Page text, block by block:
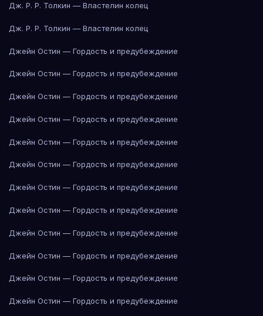
Дж. Р. Р. Толкин — Властелин колец
Дж. Р. Р. Толкин — Властелин колец
Джейн Остин — Гордость и предубеждение
Джейн Остин — Гордость и предубеждение
Джейн Остин — Гордость и предубеждение
Джейн Остин — Гордость и предубеждение
Джейн Остин — Гордость и предубеждение
Джейн Остин — Гордость и предубеждение
Джейн Остин — Гордость и предубеждение
Джейн Остин — Гордость и предубеждение
Джейн Остин — Гордость и предубеждение
Джейн Остин — Гордость и предубеждение
Джейн Остин — Гордость и предубеждение
Джейн Остин — Гордость и предубеждение